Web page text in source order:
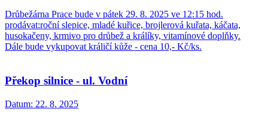
Drůbežárna Prace bude v pátek 29. 8. 2025 ve 12:15 hod.
prodávat:roční slepice, mladé kuřice, brojlerová kuřata, káčata,
husokačeny, krmivo pro drůbež a králíky, vitamínové doplňky.
Dále bude vykupovat králičí kůže - cena 10,- Kč/ks.
Překop silnice - ul. Vodní
Datum: 22. 8. 2025